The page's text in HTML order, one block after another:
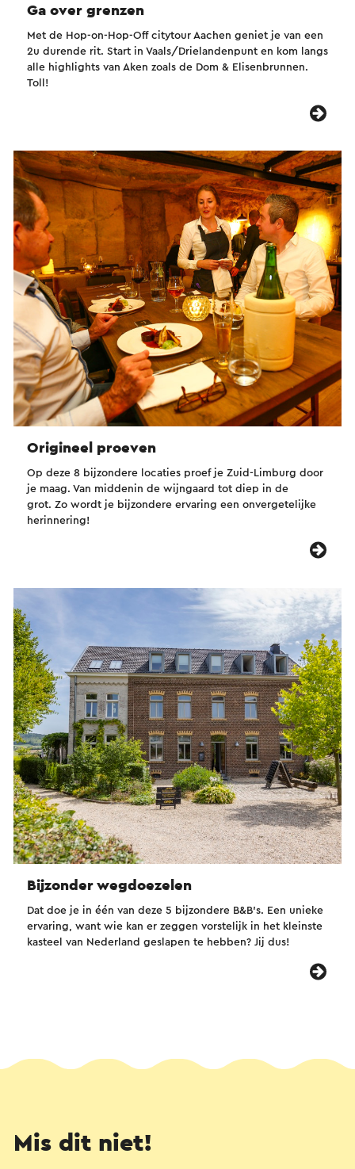
Ga over grenzen
Met de Hop-on-Hop-Off citytour Aachen geniet je van een
2u durende rit. Start in Vaals/Drielandenpunt en kom langs
alle highlights van Aken zoals de Dom & Elisenbrunnen.
Toll!
Origineel proeven
Op deze 8 bijzondere locaties proef je Zuid-Limburg door
je maag. Van middenin de wijngaard tot diep in de
grot. Zo wordt je bijzondere ervaring een onvergetelijke
herinnering!
Bijzonder wegdoezelen
Dat doe je in één van deze 5 bijzondere B&B’s. Een unieke
ervaring, want wie kan er zeggen vorstelijk in het kleinste
kasteel van Nederland geslapen te hebben? Jij dus!
Mis dit niet!